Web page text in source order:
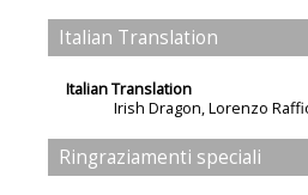
Italian Translation
Italian Translation
Irish Dragon,Lorenzo
Ringraziamenti speciali